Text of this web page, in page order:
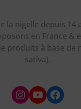
la nigelle depuis 14
en France &
produits à base de
sativa).
Instagram
YouTube